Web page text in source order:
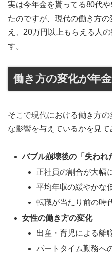
実は今年金を貰ってる80代
たのですが、現代の働き方
え、20万円以上もらえる人
す。
働き方の変化が年
そこで現代における働き方
な影響を与えているかを見て
バブル崩壊後の「失われ
正社員の割合が大幅
平均年収の緩やかな
転職が当たり前の時
女性の働き方の変化
出産・育児による離
パートタイム勤務へ